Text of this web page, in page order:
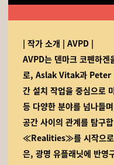
| 작가 소개 | AVPD |
AVPD는 덴마크 코펜하겐
로, Aslak Vitak과 Peter
간 설치 작업을 중심으로
등 다양한 분야를 넘나들
공간 사이의 관계를 탐구
≪Realities≫를 시작으로
은, 광명 유플래닛에 반영